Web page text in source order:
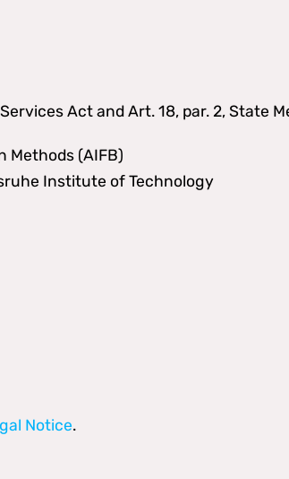
Act and Art. 18, par. 2, State
Methods (AIFB)
Institute of Technology
Notice.